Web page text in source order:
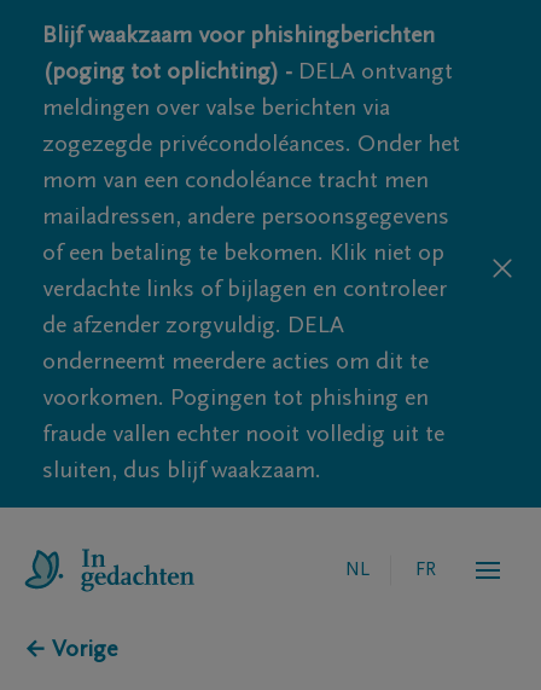
Blijf waakzaam voor phishingberichten
(poging tot oplichting) - DELA ontvangt
meldingen over valse berichten via
zogezegde privécondoléances. Onder het
mom van een condoléance tracht men
mailadressen, andere persoonsgegevens
of een betaling te bekomen. Klik niet op
verdachte links of bijlagen en controleer
de afzender zorgvuldig. DELA
onderneemt meerdere acties om dit te
voorkomen. Pogingen tot phishing en
fraude vallen echter nooit volledig uit te
sluiten, dus blijf waakzaam.
NL FR
← Vorige